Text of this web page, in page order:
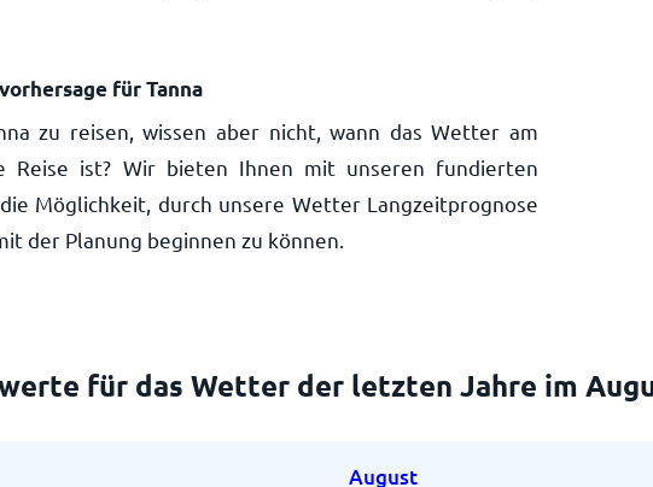
für Tanna
zu reisen, wissen aber nicht, wann das Wetter am
Reise ist? Wir bieten Ihnen mit unseren fundierten
Möglichkeit, durch unsere Wetter Langzeitprognose
der Planung beginnen zu können.
für das Wetter der letzten Jahre im
August